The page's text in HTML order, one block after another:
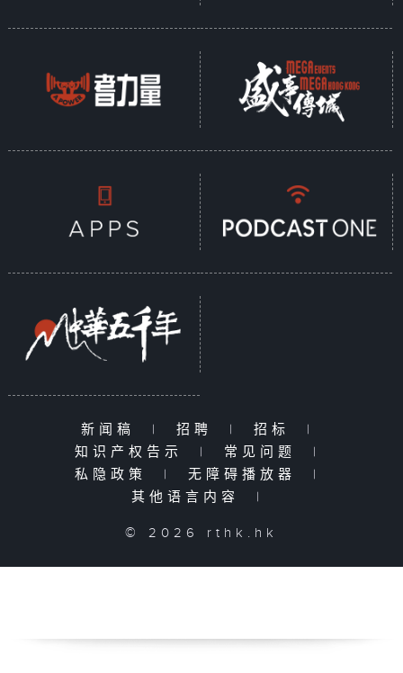
新闻稿 | 招聘 | 招标
|
知识产权告示
| 常见问题
|
私隐政策
| 无障碍播放器
|
其他语言内容
|
© 2026 rthk.hk